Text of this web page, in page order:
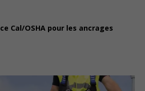
Cal/OSHA pour les ancrages